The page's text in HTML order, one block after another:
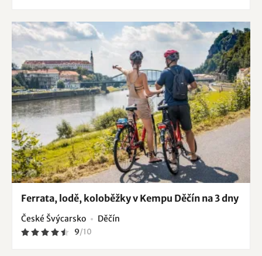
Ferrata, lodě, koloběžky v Kempu Děčín na 3 dny
České Švýcarsko Děčín
9/10